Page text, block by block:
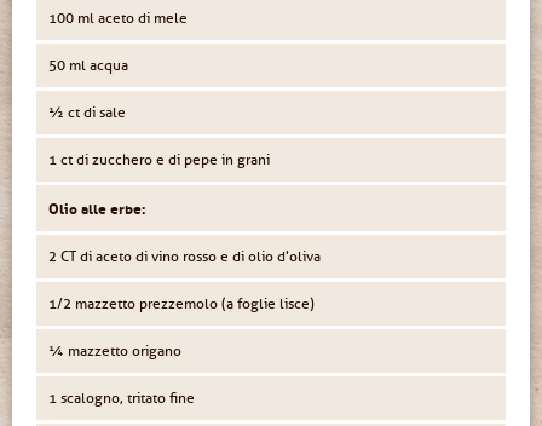
100 ml aceto di mele
50 ml acqua
½ ct di sale
1 ct di zucchero e di pepe in grani
Olio alle erbe:
2 CT di aceto di vino rosso e di olio d'oliva
1/2 mazzetto prezzemolo (a foglie lisce)
¼ mazzetto origano
1 scalogno, tritato fine